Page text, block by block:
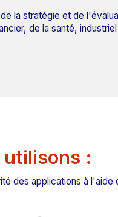
la stratégie et de
de la santé,
:
des applications à